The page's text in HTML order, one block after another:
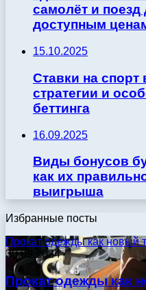
самолёт и поезд
доступным
15.10.2025
Ставки на спорт
стратегии и
беттинга
16.09.2025
Виды бонусов
как их
выигрыша
Избранные посты
Прокат одежды как новый
30.09.2024
Прокат одежды как